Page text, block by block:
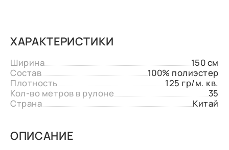
ХАРАКТЕРИСТИКИ
Ширина
150 см
Состав
100% полиэстер
Плотность
125 гр/м. кв.
Кол-во метров в рулоне
35
Страна
Китай
ОПИСАНИЕ